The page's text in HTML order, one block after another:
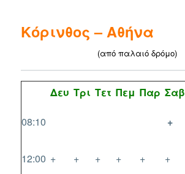
Κόρινθος – Αθήνα
(από παλαιό δρόμο)
Δευ Τρι Τετ Πεμ Παρ Σαβ
08:10 +
12:00 + + + + + +